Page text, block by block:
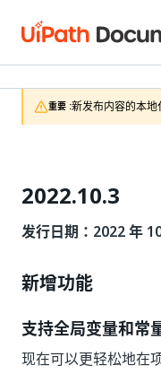
重要 :新发布内容的本地
2022.10.3
发行日期：2022 年
新增功能
支持全局变量和常
现在可以更轻松地在